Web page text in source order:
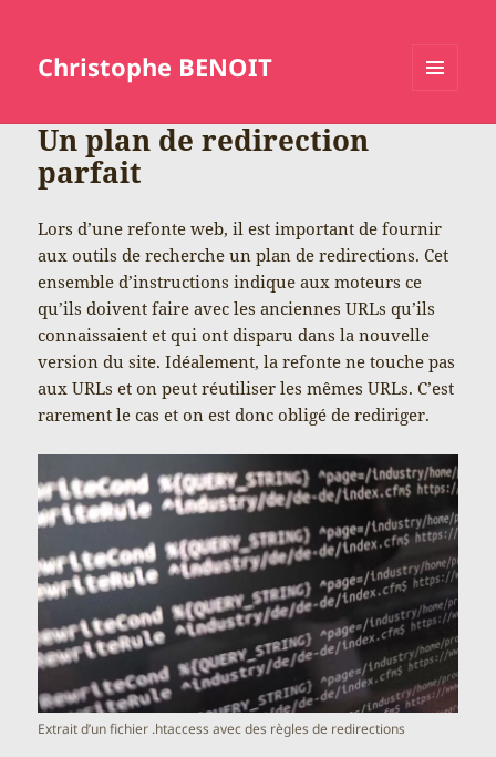
Christophe BENOIT
Un plan de redirection
parfait
Lors d’une refonte web, il est important de fournir
aux outils de recherche un plan de redirections. Cet
ensemble d’instructions indique aux moteurs ce
qu’ils doivent faire avec les anciennes URLs qu’ils
connaissaient et qui ont disparu dans la nouvelle
version du site. Idéalement, la refonte ne touche pas
aux URLs et on peut réutiliser les mêmes URLs. C’est
rarement le cas et on est donc obligé de rediriger.
Extrait d’un fichier .htaccess avec des règles de redirections